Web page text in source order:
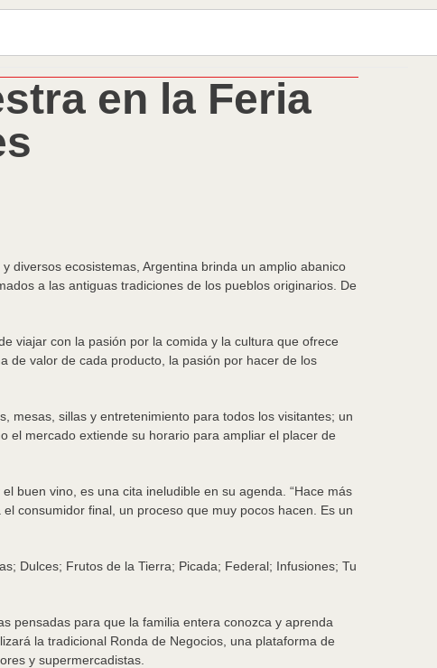
en la Feria
diversos ecosistemas, Argentina brinda un amplio abanico
a las antiguas tradiciones de los pueblos originarios. De
viajar con la pasión por la comida y la cultura que ofrece
de valor de cada producto, la pasión por hacer de los
mesas, sillas y entretenimiento para todos los visitantes; un
el mercado extiende su horario para ampliar el placer de
buen vino, es una cita ineludible en su agenda. “Hace más
consumidor final, un proceso que muy pocos hacen. Es un
Dulces; Frutos de la Tierra; Picada; Federal; Infusiones; Tu
pensadas para que la familia entera conozca y aprenda
la tradicional Ronda de Negocios, una plataforma de
y supermercadistas.